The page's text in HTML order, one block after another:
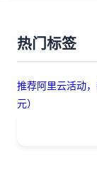
热门标签
推荐阿里云活动
元）